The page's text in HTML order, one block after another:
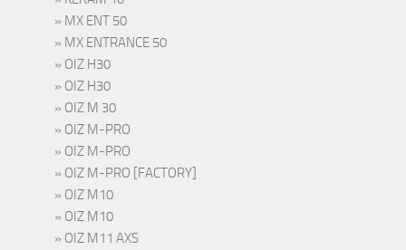
MX ENT 50
MX ENTRANCE 50
OIZ H30
OIZ H30
OIZ M 30
OIZ M-PRO
OIZ M-PRO
OIZ M-PRO [FACTORY]
OIZ M10
OIZ M10
OIZ M11 AXS